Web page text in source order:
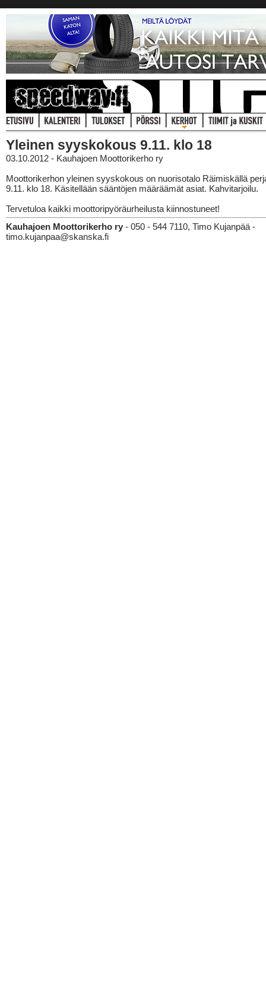
Yleinen syyskokous 9.11. klo 18
03.10.2012 - Kauhajoen Moottorikerho ry
Moottorikerhon yleinen syyskokous on nuorisotalo Räimiskällä
9.11. klo 18. Käsitellään sääntöjen määräämät asiat. Kahvitarjoilu.
Tervetuloa kaikki moottoripyöräurheilusta kiinnostuneet!
Kauhajoen Moottorikerho ry - 050 - 544 7110, Timo Kujanpää -
timo.kujanpaa@skanska.fi